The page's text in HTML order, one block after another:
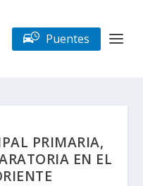
Puentes
PRIMARIA,
EN EL